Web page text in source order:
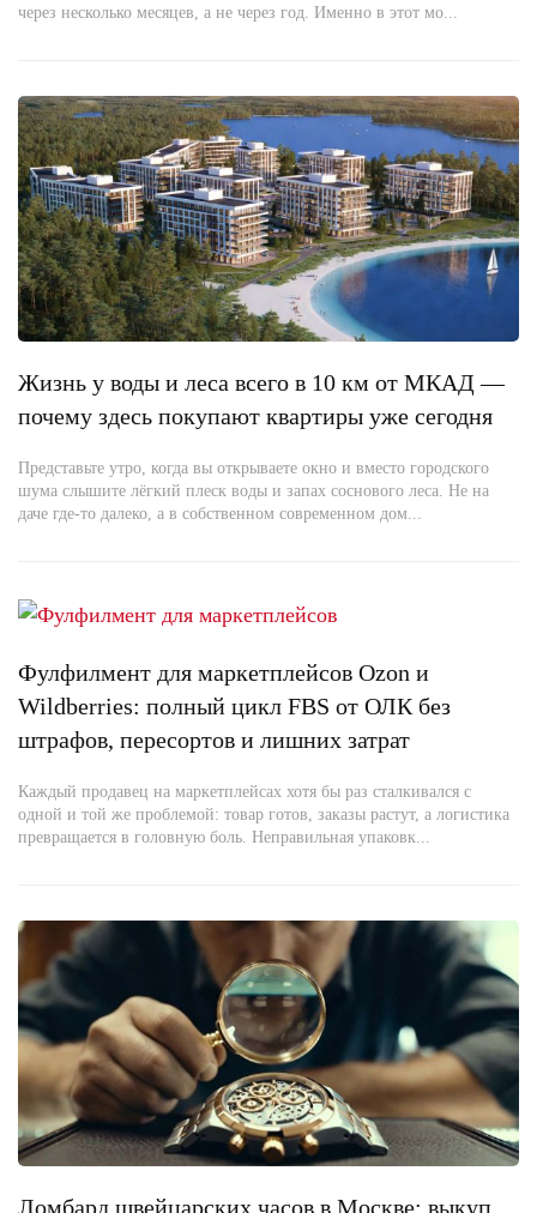
через несколько месяцев, а не через год. Именно в этот мо...
Жизнь у воды и леса всего в 10 км от МКАД —
почему здесь покупают квартиры уже сегодня
Представьте утро, когда вы открываете окно и вместо городского
шума слышите лёгкий плеск воды и запах соснового леса. Не на
даче где-то далеко, а в собственном современном дом...
Фулфилмент для маркетплейсов Ozon и
Wildberries: полный цикл FBS от ОЛК без
штрафов, пересортов и лишних затрат
Каждый продавец на маркетплейсах хотя бы раз сталкивался с
одной и той же проблемой: товар готов, заказы растут, а логистика
превращается в головную боль. Неправильная упаковк...
Ломбард швейцарских часов в Москве: выкуп